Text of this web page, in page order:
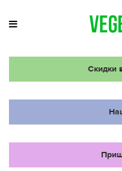
Скидки